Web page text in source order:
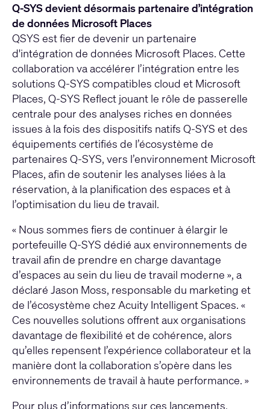
Q-SYS devient désormais partenaire d’intégration
de données Microsoft Places
QSYS est fier de devenir un partenaire
d'intégration de données Microsoft Places. Cette
collaboration va accélérer l’intégration entre les
solutions Q-SYS compatibles cloud et Microsoft
Places, Q-SYS Reflect jouant le rôle de passerelle
centrale pour des analyses riches en données
issues à la fois des dispositifs natifs Q-SYS et des
équipements certifiés de l’écosystème de
partenaires Q-SYS, vers l’environnement Microsoft
Places, afin de soutenir les analyses liées à la
réservation, à la planification des espaces et à
l’optimisation du lieu de travail.
« Nous sommes fiers de continuer à élargir le
portefeuille Q-SYS dédié aux environnements de
travail afin de prendre en charge davantage
d’espaces au sein du lieu de travail moderne », a
déclaré Jason Moss, responsable du marketing et
de l’écosystème chez Acuity Intelligent Spaces. «
Ces nouvelles solutions offrent aux organisations
davantage de flexibilité et de cohérence, alors
qu’elles repensent l’expérience collaborateur et la
manière dont la collaboration s’opère dans les
environnements de travail à haute performance. »
Pour plus d’informations sur ces lancements,